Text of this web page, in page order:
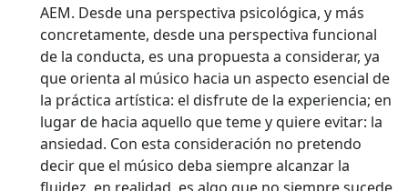
AEM. Desde una perspectiva psicológica, y más
concretamente, desde una perspectiva funcional
de la conducta, es una propuesta a considerar, ya
que orienta al músico hacia un aspecto esencial de
la práctica artística: el disfrute de la experiencia; en
lugar de hacia aquello que teme y quiere evitar: la
ansiedad. Con esta consideración no pretendo
decir que el músico deba siempre alcanzar la